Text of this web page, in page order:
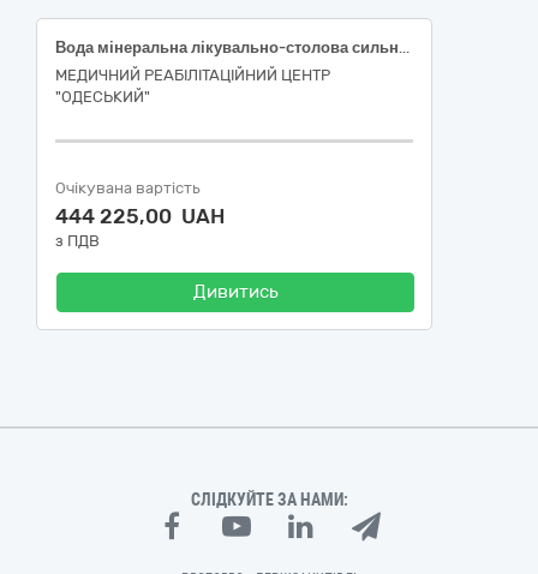
Вода мінеральна лікувально-столова сильногазована 0,5 л, ПЕТ-пляшка; Вода мінеральна лікувально-столова негазована 0,5 л, ПЕТ-пляшка
МЕДИЧНИЙ РЕАБІЛІТАЦІЙНИЙ ЦЕНТР
"ОДЕСЬКИЙ"
Очікувана вартість
444 225,00 UAH
з ПДВ
Дивитись
СЛІДКУЙТЕ ЗА НАМИ: